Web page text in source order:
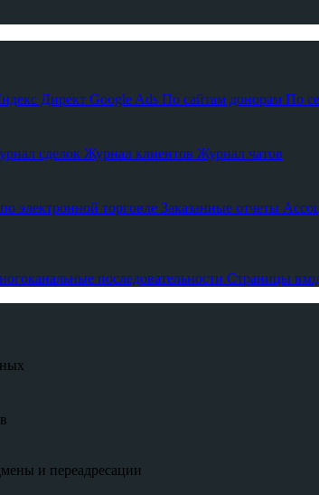
Директ Google Ads По сайтам донорам По
сделок Журнал клиентов Журнал чатов
электронной торговле Заказанные отчеты
последовательности Страницы
и переадресации